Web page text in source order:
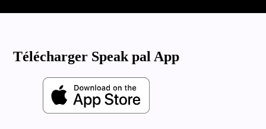
Télécharger Speak pal App